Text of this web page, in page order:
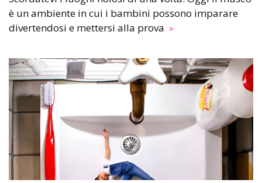
è un ambiente in cui i bambini possono imparare
divertendosi e mettersi alla prova »